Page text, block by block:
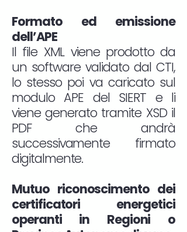
Formato ed emissione
dell’APE
Il file XML viene prodotto da
un software validato dal CTI,
lo stesso poi va caricato sul
modulo APE del SIERT e li
viene generato tramite XSD il
PDF che andrà
successivamente firmato
digitalmente.
Mutuo riconoscimento dei
certificatori energetici
operanti in Regioni o